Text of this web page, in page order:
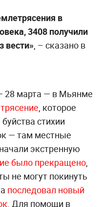
в
3408 получили
вести», – сказано в
28 марта — в Мьянме
, которое
стихии
— там местные
экстренную
было прекращено,
не могут покинуть
последовал новый
Для помощи в